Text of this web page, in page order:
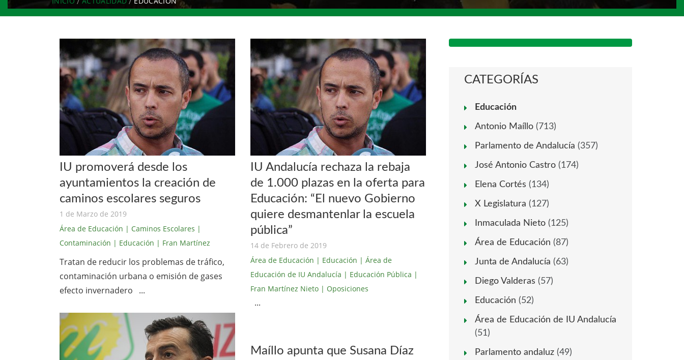
IU promoverá desde los
ayuntamientos la creación de
caminos escolares seguros
1 de Marzo de 2019
Área de Educación | Caminos Escolares |
Contaminación | Educación | Fran Martínez
Tratan de reducir los problemas de tráfico,
contaminación urbana o emisión de gases
efecto invernadero ...
IU Andalucía rechaza la rebaja
de 1.000 plazas en la oferta para
Educación: “El nuevo Gobierno
quiere desmantenlar la escuela
pública”
14 de Febrero de 2019
Área de Educación | Educación | Área de
Educación de IU Andalucía | Educación Pública |
Fran Martínez Nieto | Oposiciones
...
Maíllo apunta que Susana Díaz
CATEGORÍAS
Educación
Antonio Maíllo (713)
Parlamento de Andalucía (357)
José Antonio Castro (174)
Elena Cortés (134)
X Legislatura (127)
Inmaculada Nieto (125)
Área de Educación (87)
Junta de Andalucía (63)
Diego Valderas (57)
Educación (52)
Área de Educación de IU Andalucía
(51)
Parlamento andaluz (49)